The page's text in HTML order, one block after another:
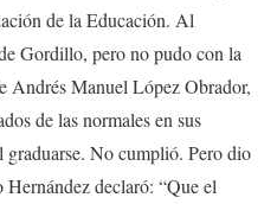
de la Educación. Al
Gordillo, pero no pudo con la
Andrés Manuel López Obrador,
de las normales en sus
No cumplió. Pero dio
declaró: “Que el